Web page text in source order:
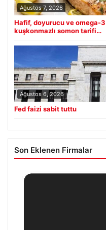
Ağustos 7, 2026
Hafif, doyurucu ve omega-3
kuşkonmazlı somon tarifi…
Ağustos 6, 2026
Fed faizi sabit tuttu
Son Eklenen Firmalar